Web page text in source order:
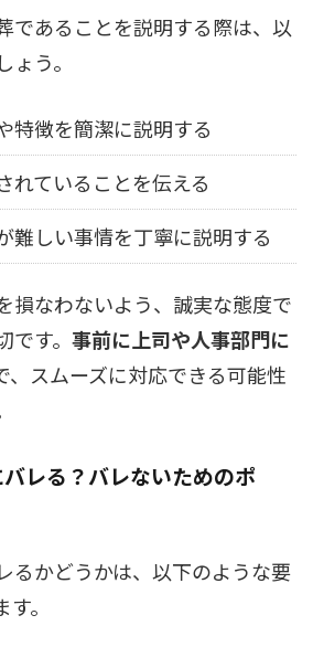
であることを説明する際は、以
う。
特徴を簡潔に説明する
れていることを伝える
難しい事情を丁寧に説明する
損なわないよう、誠実な態度で
す。 事前に上司や人事部門に
、スムーズに対応できる可能性
レる？バレないためのポ
るかどうかは、以下のような要
。